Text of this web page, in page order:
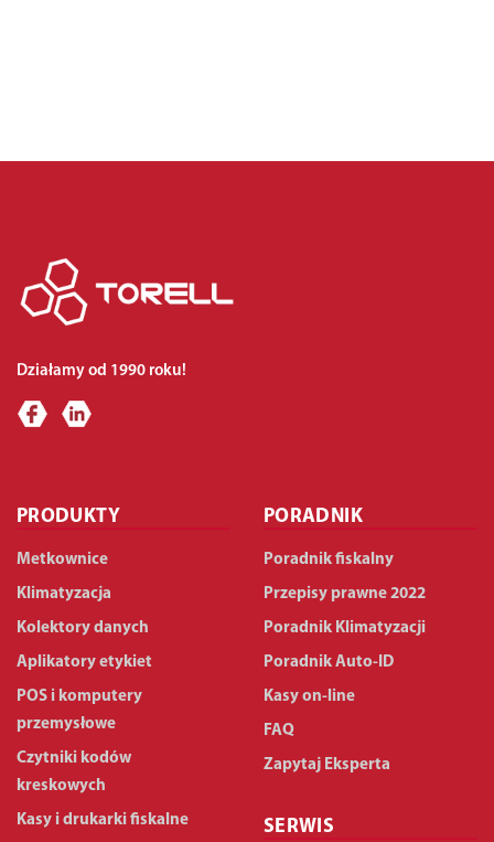
Działamy od 1990 roku!
PRODUKTY
Metkownice
Klimatyzacja
Kolektory danych
Aplikatory etykiet
POS i komputery
przemysłowe
Czytniki kodów
kreskowych
Kasy i drukarki fiskalne
PORADNIK
Poradnik fiskalny
Przepisy prawne 2022
Poradnik Klimatyzacji
Poradnik Auto-ID
Kasy on-line
FAQ
Zapytaj Eksperta
SERWIS